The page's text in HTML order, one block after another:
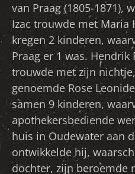
van Praag (1805-1871),
Izac trouwde met Maria
kregen 2 kinderen,
Praag er 1 was. Hendrik
trouwde met zijn
genoemde Rose
samen 9 kinderen,
apothekersbediende
huis in Oudewater aan
ontwikkelde hij,
dochter, zijn beroemde